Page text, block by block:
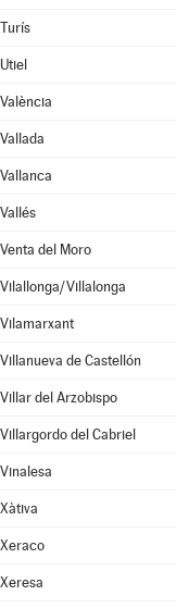
Turís
Utiel
València
Vallada
Vallanca
Vallés
Venta del Moro
Vilallonga/Villalonga
Vilamarxant
Villanueva de Castellón
Villar del Arzobispo
Villargordo del Cabriel
Vinalesa
Xàtiva
Xeraco
Xeresa